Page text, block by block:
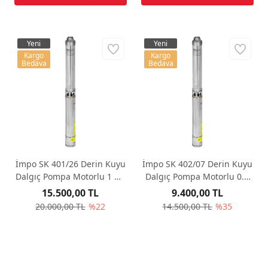
İmpo SK 401/26 Derin Kuyu
Dalgıç Pompa Motorlu 1 Hp
166 mss 1.8 m³/h - Krom
Başlıklı
20.000,00 TL %22
15.500,00 TL
Yeni
Kargo
Bedava
İmpo SK 402/07 Derin Kuyu
Dalgıç Pompa Motorlu 0.5
Hp 48 mss 3 m³/h - Krom
Başlıklı
14.500,00 TL %35
9.400,00 TL
Yeni
Kargo
Bedava